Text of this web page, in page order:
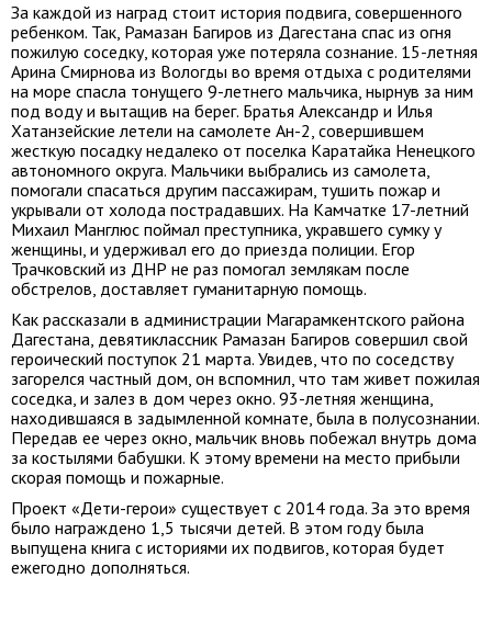
За каждой из наград стоит история подвига, совершенного
ребенком. Так, Рамазан Багиров из Дагестана спас из огня
пожилую соседку, которая уже потеряла сознание. 15-летняя
Арина Смирнова из Вологды во время отдыха с родителями
на море спасла тонущего 9-летнего мальчика, нырнув за ним
под воду и вытащив на берег. Братья Александр и Илья
Хатанзейские летели на самолете Ан-2, совершившем
жесткую посадку недалеко от поселка Каратайка Ненецкого
автономного округа. Мальчики выбрались из самолета,
помогали спасаться другим пассажирам, тушить пожар и
укрывали от холода пострадавших. На Камчатке 17-летний
Михаил Манглюс поймал преступника, укравшего сумку у
женщины, и удерживал его до приезда полиции. Егор
Трачковский из ДНР не раз помогал землякам после
обстрелов, доставляет гуманитарную помощь.
Как рассказали в администрации Магарамкентского района
Дагестана, девятиклассник Рамазан Багиров совершил свой
героический поступок 21 марта. Увидев, что по соседству
загорелся частный дом, он вспомнил, что там живет пожилая
соседка, и залез в дом через окно. 93-летняя женщина,
находившаяся в задымленной комнате, была в полусознании.
Передав ее через окно, мальчик вновь побежал внутрь дома
за костылями бабушки. К этому времени на место прибыли
скорая помощь и пожарные.
Проект «Дети-герои» существует с 2014 года. За это время
было награждено 1,5 тысячи детей. В этом году была
выпущена книга с историями их подвигов, которая будет
ежегодно дополняться.